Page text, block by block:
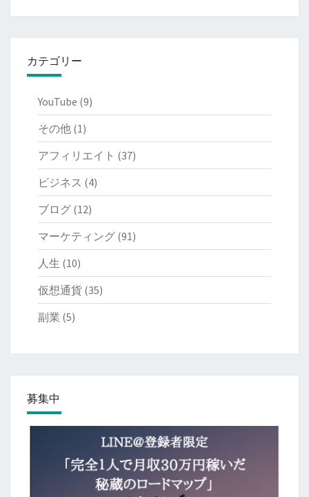
カテゴリー
YouTube (9)
その他 (1)
アフィリエイト (37)
ビジネス (4)
ブログ (12)
マーケティング (91)
人生 (10)
仮想通貨 (35)
副業 (5)
募集中